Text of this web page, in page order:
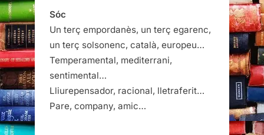
Sóc
Un terç empordanès, un terç egarenc,
un terç solsonenc, català, europeu…
Temperamental, mediterrani,
sentimental…
Lliurepensador, racional, lletraferit…
Pare, company, amic…